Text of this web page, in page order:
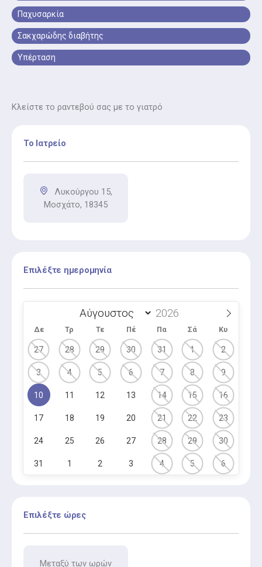
Παχυσαρκία
Σακχαρώδης διαβήτης
Υπέρταση
Κλείστε το ραντεβού σας με το γιατρό
Το Ιατρείο
Λυκούργου 15,
Μοσχάτο, 18345
Επιλέξτε ημερομηνία
Δε Τρ Τε Πέ Πα Σά Κυ
27 28 29 30 31 1 2
3 4 5 6 7 8 9
10 11 12 13 14 15 16
17 18 19 20 21 22 23
24 25 26 27 28 29 30
31 1 2 3 4 5 6
Επιλέξτε ώρες
Μεταξύ των ωρών